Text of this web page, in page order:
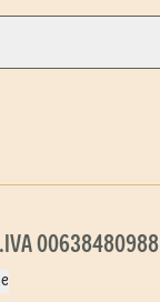
00638480988